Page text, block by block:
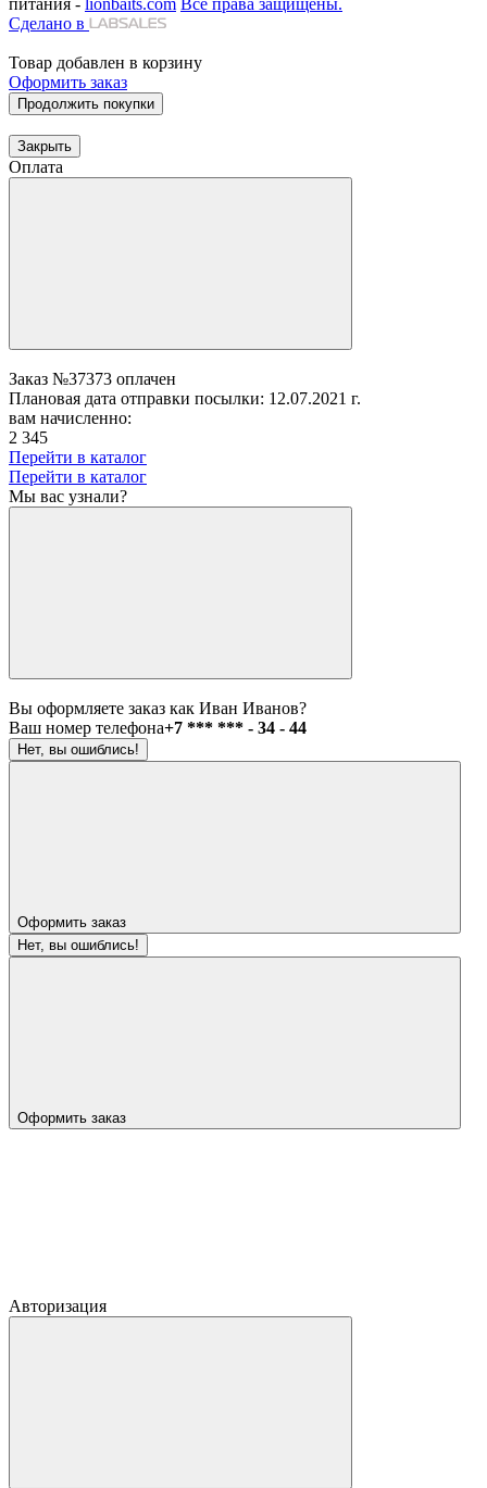
Сделано в
Товар добавлен в корзину
Оформить заказ
Продолжить покупки
Закрыть
Оплата
Заказ №37373 оплачен
Плановая дата отправки посылки: 12.07.2021 г.
вам начисленно:
2 345
Перейти в каталог
Перейти в каталог
Мы вас узнали?
Вы оформляете заказ как Иван Иванов?
Ваш номер телефона+7 *** *** - 34 - 44
Нет, вы ошиблись!
Оформить заказ
Нет, вы ошиблись!
Оформить заказ
Авторизация